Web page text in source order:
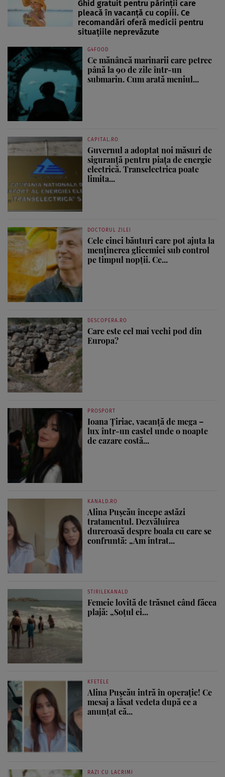
Ghid gratuit pentru părinții care
pleacă în vacanță cu copiii. Ce
recomandări oferă medicii pentru
situațiile neprevăzute
G4FOOD
Ce mănâncă marinarii care petrec
până la 90 de zile într-un
submarin. Cum arată meniul...
CAPITAL.RO
Guvernul a adoptat noi măsuri de
siguranță pentru piața de energie
electrică. Transelectrica poate
limita...
DOCTORUL ZILEI
Cele cinci băuturi care pot ajuta la
menținerea glicemiei sub control
pe timpul nopții. Ce...
DESCOPERA.RO
Care este cel mai vechi pod din
Europa?
PROSPORT
Ioana Țiriac, vacanță de mega –
lux într-un castel unde o noapte
de cazare costă...
KANALD.RO
Alina Pușcău începe astăzi
tratamentul. Dezvăluirea
dureroasă despre boala cu care se
confruntă: „Am intrat...
STIRILEKANALD
Femeie lovită de trăsnet când făcea
plajă: „Soțul ei...
KFETELE
Alina Pușcău intră în operație! Ce
mesaj a lăsat vedeta după ce a
anunțat că...
RAZI CU LACRIMI